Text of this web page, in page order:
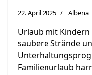
22. April 2025 Albena
Urlaub mit Kindern
saubere Strände
Familienurlaub